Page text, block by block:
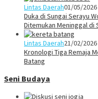
Lintas Daerah01/05/2026
Duka di Sungai Serayu
Ditemukan Meninggal di
Lintas Daerah21/02/2026
Kronologi Tiga Remaja
Batang
Seni Budaya